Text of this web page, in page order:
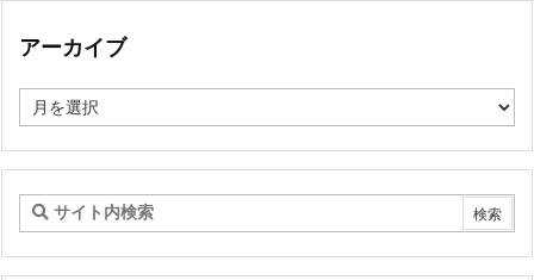
ゴ
ー
アーカイブ
ー
イ